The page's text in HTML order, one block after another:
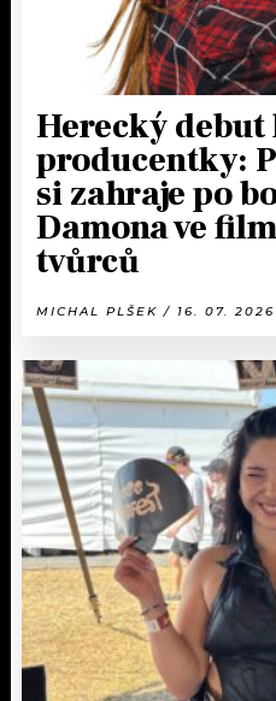
Herecký debut
producentky:
si zahraje po
Damona ve
tvůrců
MICHAL PLŠEK / 16. 07. 2026